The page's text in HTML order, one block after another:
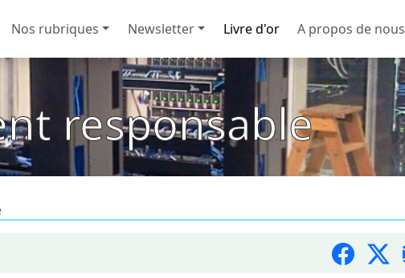
Nos rubriques Newsletter Livre d'or A propos de nous
responsable